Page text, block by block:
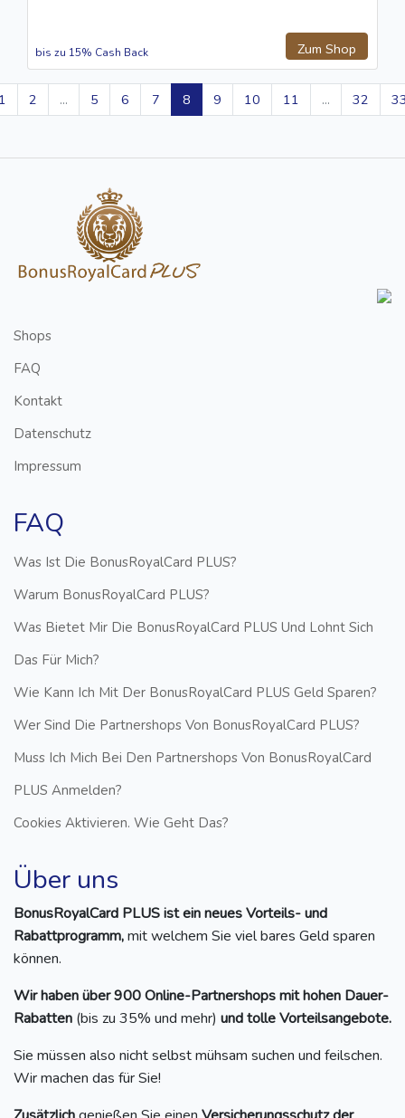
Zum Shop
bis zu 15% Cash Back
2 ... 5 6 7 8 9 10 11 ... 32
Shops
FAQ
Kontakt
Datenschutz
Impressum
FAQ
Was Ist Die BonusRoyalCard PLUS?
Warum BonusRoyalCard PLUS?
Was Bietet Mir Die BonusRoyalCard PLUS Und Lohnt Sich
Das Für Mich?
Wie Kann Ich Mit Der BonusRoyalCard PLUS Geld Sparen?
Wer Sind Die Partnershops Von BonusRoyalCard PLUS?
Muss Ich Mich Bei Den Partnershops Von BonusRoyalCard
PLUS Anmelden?
Cookies Aktivieren. Wie Geht Das?
Über uns
BonusRoyalCard PLUS ist ein neues Vorteils- und
Rabattprogramm,mit welchem Sie viel bares Geld sparen
können.
Wir haben über 900 Online-Partnershops mit hohen Dauer-
Rabatten (bis zu 35% und mehr) und tolle Vorteilsangebote.
Sie müssen also nicht selbst mühsam suchen und feilschen.
Wir machen das für Sie!